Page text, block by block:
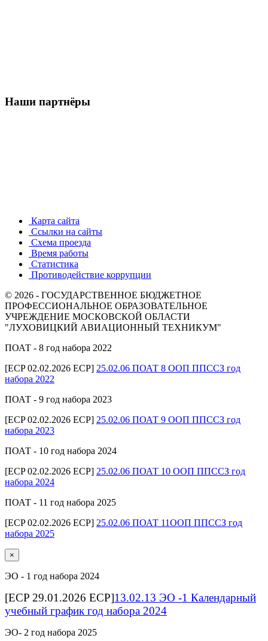
Наши партнёры
Карта сайта
Ссылки на сайты
Схема проезда
Время работы
Статистика
Противодействие коррупции
© 2026 - ГОСУДАРСТВЕННОЕ БЮДЖЕТНОЕ
ПРОФЕССИОНАЛЬНОЕ ОБРАЗОВАТЕЛЬНОЕ
УЧРЕЖДЕНИЕ МОСКОВСКОЙ ОБЛАСТИ
"ЛУХОВИЦКИЙ АВИАЦИОННЫЙ ТЕХНИКУМ"
ПОАТ - 8 год набора 2022
[ECP 02.02.2026 ECP] 25.02.06 ПОАТ 8 ООП ППССЗ год
набора 2022
ПОАТ - 9 год набора 2023
[ECP 02.02.2026 ECP] 25.02.06 ПОАТ 9 ООП ППССЗ год
набора 2023
ПОАТ - 10 год набора 2024
[ECP 02.02.2026 ECP] 25.02.06 ПОАТ 10 ООП ППССЗ год
набора 2024
ПОАТ - 11 год набора 2025
[ECP 02.02.2026 ECP] 25.02.06 ПОАТ 11ООП ППССЗ год
набора 2025
×
ЭО - 1 год набора 2024
[ECP 29.01.2026 ECP]13.02.13 ЭО -1 Календарный
учебный график год набора 2024
ЭО- 2 год набора 2025